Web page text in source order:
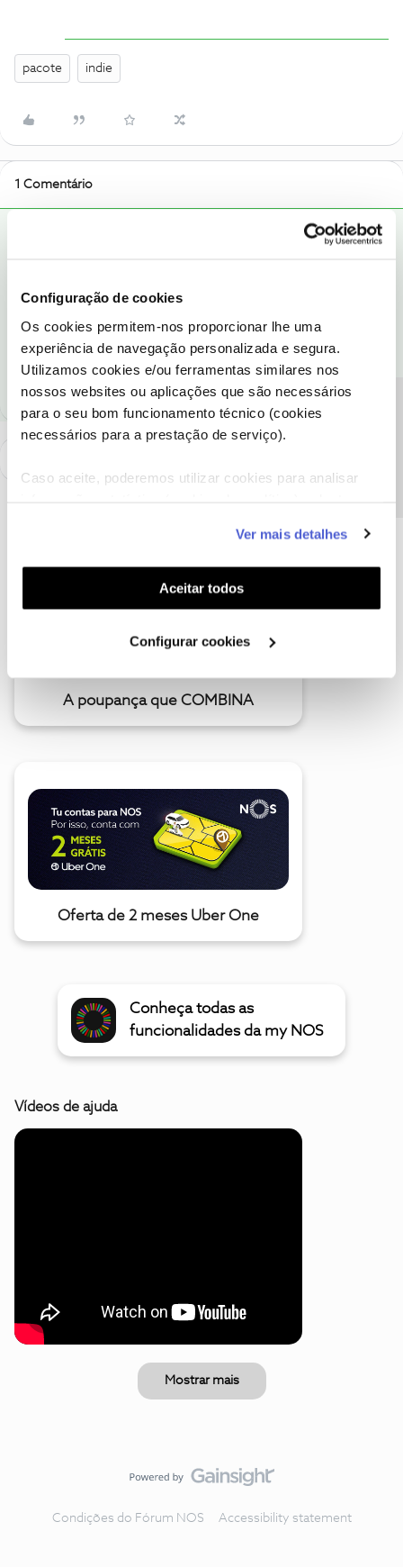
Configuração de cookies
Os cookies permitem-nos proporcionar lhe uma
experiência de navegação personalizada e segura.
Utilizamos cookies e/ou ferramentas similares nos
nossos websites ou aplicações que são necessários
para o seu bom funcionamento técnico (cookies
necessários para a prestação de serviço).
Caso aceite, poderemos utilizar cookies para analisar
funcionalidades (cookies de personalização e
funcionalidade) e adaptar anúncios aos seus interesses
(cookies de publicidade personalizada). Pode gerir a
utilização dos cookies clicando em "Configurar
Ver mais detalhes
Aceitar todos
Configurar cookies
pacote indie
1 Comentário
Forum|Forum|9 years ago
tens, no site, do teu lado direito um botãozinho que diz: Quer
aderir? Nós ligamos grátis! 🙂
1 pessoa gostou
A poupança que COMBINA
Oferta de 2 meses Uber One
Conheça todas as
funcionalidades da my NOS
Vídeos de ajuda
Mostrar mais
Condições do Fórum NOS Accessibility statement